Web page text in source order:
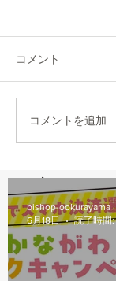
本日8/6（木
より、12：
す。 明日以
いします。
コメント
コメントを追加…
bishop-ookurayama
6月18日
読了時間: